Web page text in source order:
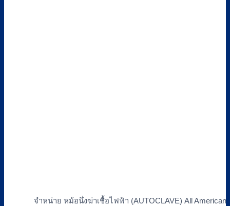
จำหน่าย หม้อนึ่งฆ่าเชื้อไฟฟ้า (AUTOCLAVE) All